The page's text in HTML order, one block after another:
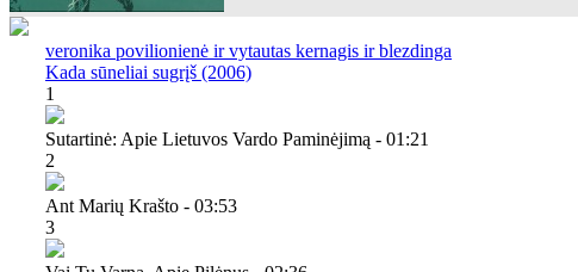
veronika povilionienė ir vytautas kernagis ir blezdinga
Kada sūneliai sugrįš (2006)
1
Sutartinė: Apie Lietuvos Vardo Paminėjimą - 01:21
2
Ant Marių Krašto - 03:53
3